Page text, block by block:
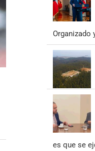
Organizado
es que se